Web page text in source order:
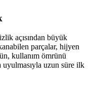
açısından büyük
parçalar, hijyen
kullanım ömrünü
uyulmasıyla uzun süre ilk